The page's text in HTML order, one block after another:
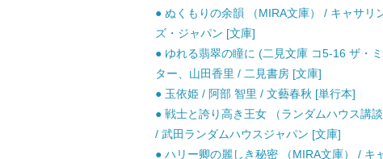
● ぬくもりの余韻 （MIRA文庫） / キャサリ
ズ・ジャパン [文庫]
● ゆれる翡翠の瞳に (二見文庫 コ5-16 ザ・
ター、山田香里 / 二見書房 [文庫]
● 玉依姫 / 阿部 智里 / 文藝春秋 [単行本]
● 戦士と誇り高き王女 （ランダムハウス講
/ 武田ランダムハウスジャパン [文庫]
● ハリー卿の麗しき秘密 （MIRA文庫） / キ